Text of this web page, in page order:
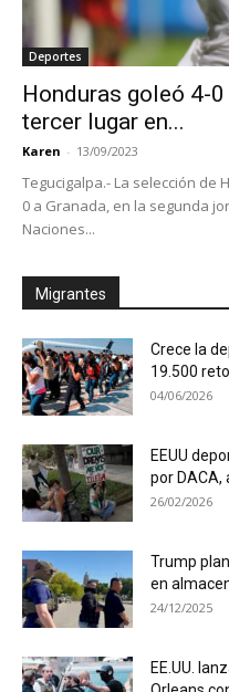
Deportes
Honduras goleó 4-0
tercer lugar en...
Karen - 13/09/2023
Tegucigalpa.- La selección de
0 a Granada, en la segunda
Naciones...
Migrantes
Crece la
19.500
04/06/2026
EEUU
por DACA,
26/02/2026
Trump
en
24/12/2025
EE.UU.